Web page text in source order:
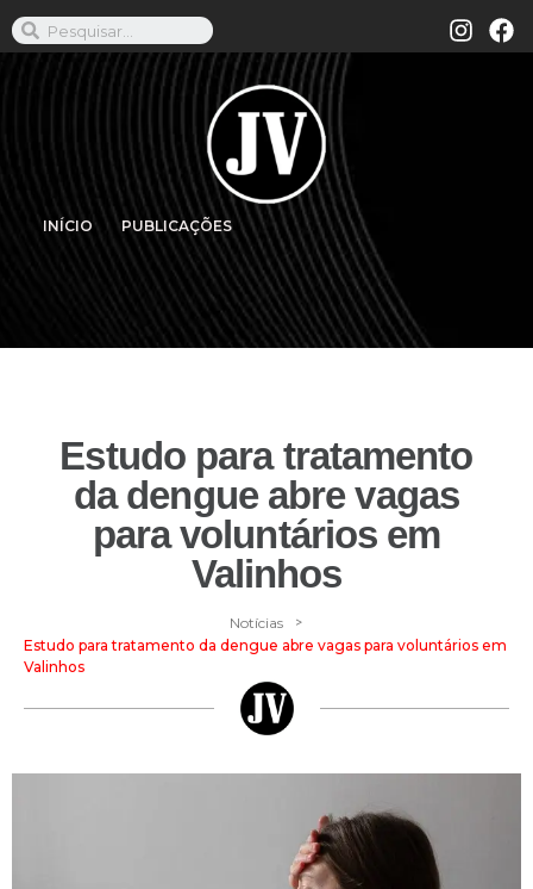
INÍCIO PUBLICAÇÕES
Estudo para tratamento
da dengue abre vagas
para voluntários em
Valinhos
Notícias >
Estudo para tratamento da dengue abre vagas para voluntários em
Valinhos